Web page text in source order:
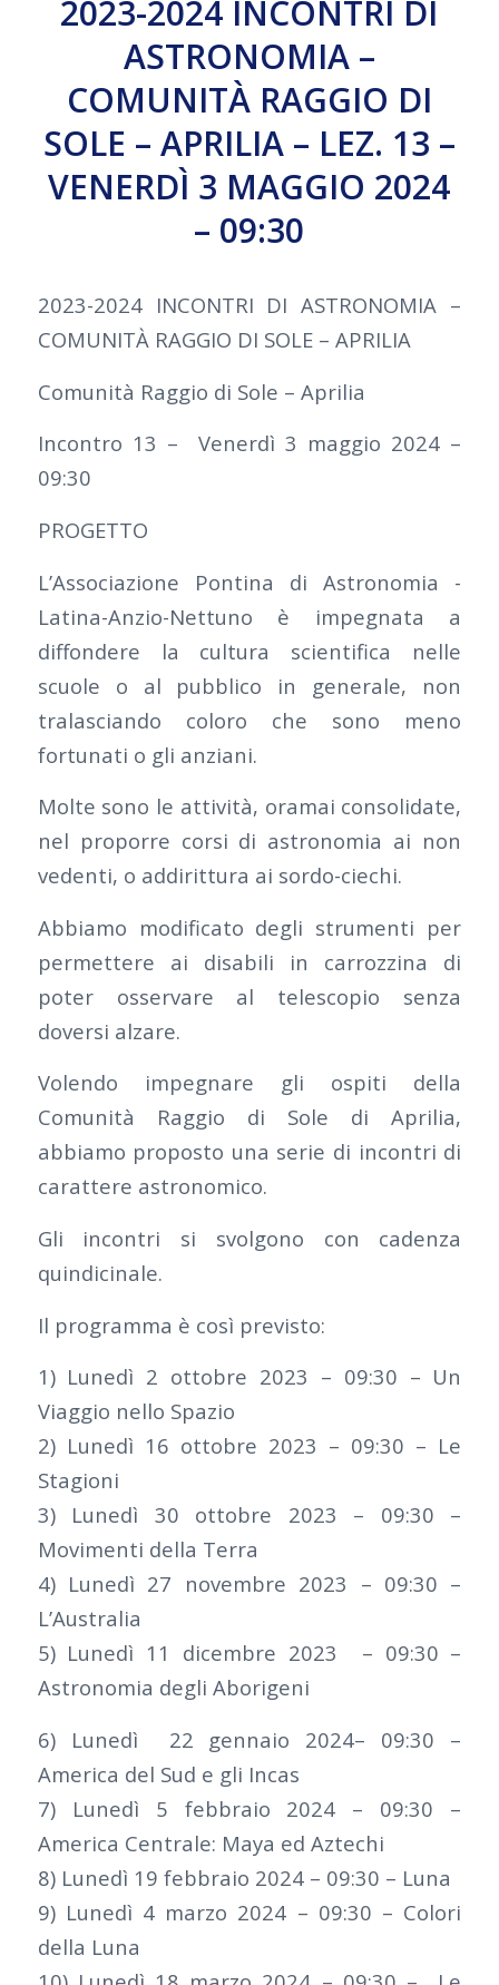
2023-2024 INCONTRI DI
ASTRONOMIA –
COMUNITÀ RAGGIO DI
SOLE – APRILIA – LEZ. 13 –
VENERDÌ 3 MAGGIO 2024
– 09:30
2023-2024 INCONTRI DI ASTRONOMIA –
COMUNITÀ RAGGIO DI SOLE – APRILIA
Comunità Raggio di Sole – Aprilia
Incontro 13 – Venerdì 3 maggio 2024 –
09:30
PROGETTO
L’Associazione Pontina di Astronomia -
Latina-Anzio-Nettuno è impegnata a
diffondere la cultura scientifica nelle
scuole o al pubblico in generale, non
tralasciando coloro che sono meno
fortunati o gli anziani.
Molte sono le attività, oramai consolidate,
nel proporre corsi di astronomia ai non
vedenti, o addirittura ai sordo-ciechi.
Abbiamo modificato degli strumenti per
permettere ai disabili in carrozzina di
poter osservare al telescopio senza
doversi alzare.
Volendo impegnare gli ospiti della
Comunità Raggio di Sole di Aprilia,
abbiamo proposto una serie di incontri di
carattere astronomico.
Gli incontri si svolgono con cadenza
quindicinale.
Il programma è così previsto:
1) Lunedì 2 ottobre 2023 – 09:30 – Un
Viaggio nello Spazio
2) Lunedì 16 ottobre 2023 – 09:30 – Le
Stagioni
3) Lunedì 30 ottobre 2023 – 09:30 –
Movimenti della Terra
4) Lunedì 27 novembre 2023 – 09:30 –
L’Australia
5) Lunedì 11 dicembre 2023 – 09:30 –
Astronomia degli Aborigeni
6) Lunedì 22 gennaio 2024– 09:30 –
America del Sud e gli Incas
7) Lunedì 5 febbraio 2024 – 09:30 –
America Centrale: Maya ed Aztechi
8) Lunedì 19 febbraio 2024 – 09:30 – Luna
9) Lunedì 4 marzo 2024 – 09:30 – Colori
della Luna